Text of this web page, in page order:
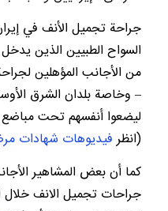
جراحة تجميل الأنف في
السواح الطبيين الذين يدخل
من الأجانب المؤهلين
– وخاصة بلدان الشرق
ليضعوا أنفسهم تحت مباضع
(انظرفيديوهات شهادات
كما أن بعض المشاهير
جراحات تجميل الانف خلال